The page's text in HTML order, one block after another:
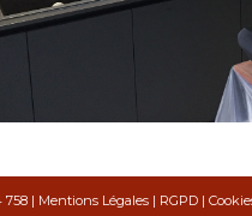
758 | Mentions Légales | RGPD |